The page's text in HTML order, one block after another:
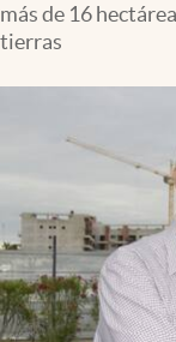
Clase
Eventos Corporativos
El Cronista Studio
Mediakit
abre en nueva pestaña
Argentina
más de 16
tierras